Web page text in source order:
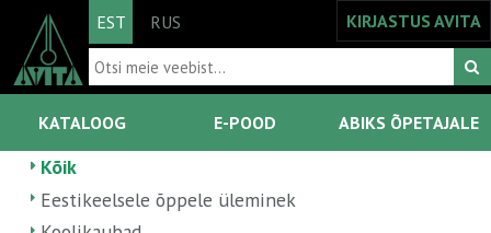
EST RUS KIRJASTUS AVITA
KATALOOG E-POOD ABIKS ÕPETAJALE
Kõik
Eestikeelsele õppele üleminek